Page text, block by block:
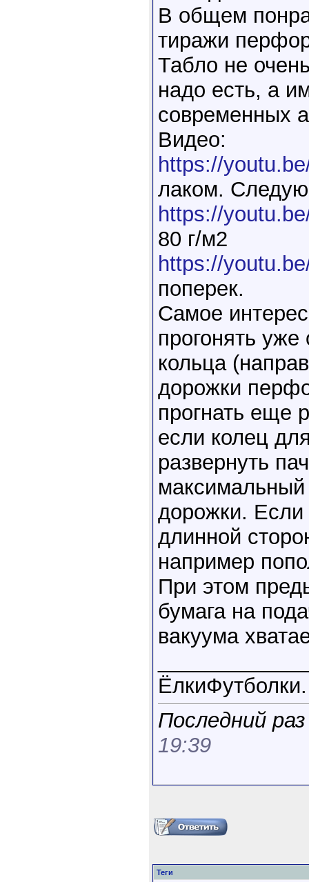
В общем
тиражи
Табло не
надо есть, а
современных
Видео:
https://
лаком.
https://
80 г/м2
https://
поперек.
Самое
прогонять
кольца
дорожки
прогнать еще
если колец
развернуть
дорожки.
длинной
например
При этом
бумага на
вакуума
Последний
19:39
Теги